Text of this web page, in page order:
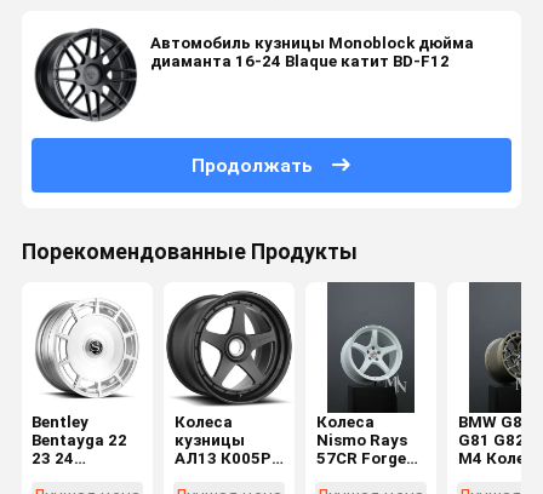
Автомобиль кузницы Monoblock дюйма
диаманта 16-24 Blaque катит BD-F12
Продолжать
Порекомендованные Продукты
Bentley
Bentayga 22
23 24
Колеса
кузницы
АЛ13 К005Р
Колеса
Nismo Rays
57CR Forge
BMW G87
G81 G82
M4 Колеса